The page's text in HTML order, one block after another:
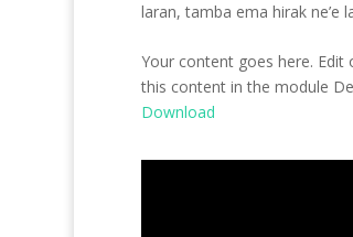
laran, tamba ema hirak ne’e
Your content goes here.
this content in the module
Download